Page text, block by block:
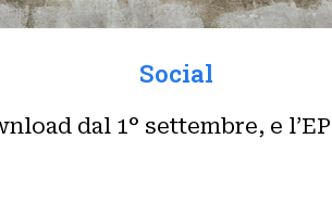
Social
dal 1° settembre, e